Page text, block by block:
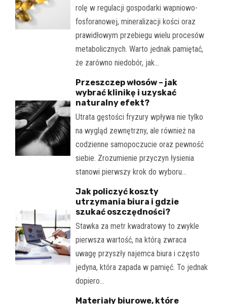
rolę w regulacji gospodarki wapniowo-
fosforanowej, mineralizacji kości oraz
prawidłowym przebiegu wielu procesów
metabolicznych. Warto jednak pamiętać,
że zarówno niedobór, jak…
Przeszczep włosów – jak
wybrać klinikę i uzyskać
naturalny efekt?
Utrata gęstości fryzury wpływa nie tylko
na wygląd zewnętrzny, ale również na
codzienne samopoczucie oraz pewność
siebie. Zrozumienie przyczyn łysienia
stanowi pierwszy krok do wyboru…
Jak policzyć koszty
utrzymania biura i gdzie
szukać oszczędności?
Stawka za metr kwadratowy to zwykle
pierwsza wartość, na którą zwraca
uwagę przyszły najemca biura i często
jedyna, która zapada w pamięć. To jednak
dopiero…
Materiały biurowe, które